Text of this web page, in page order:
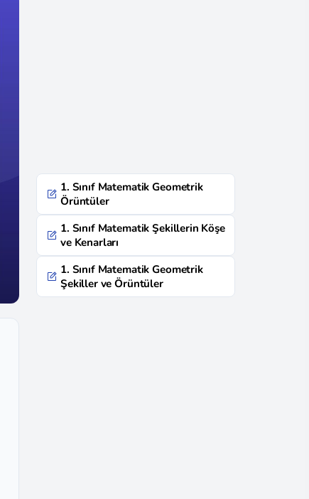
1. Sınıf Matematik Geometrik
Örüntüler
1. Sınıf Matematik Şekillerin Köşe
ve Kenarları
1. Sınıf Matematik Geometrik
Şekiller ve Örüntüler